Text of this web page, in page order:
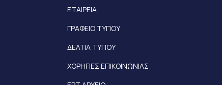
ΕΤΑΙΡΕΙΑ
ΓΡΑΦΕΙΟ ΤΥΠΟΥ
ΔΕΛΤΙΑ ΤΥΠΟΥ
ΧΟΡΗΓΙΕΣ ΕΠΙΚΟΙΝΩΝΙΑΣ